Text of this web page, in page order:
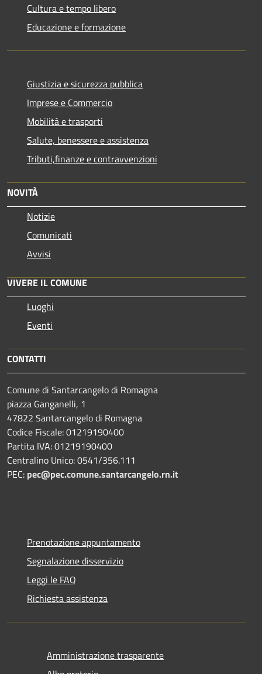
Cultura e tempo libero
Educazione e formazione
Giustizia e sicurezza pubblica
Imprese e Commercio
Mobilità e trasporti
Salute, benessere e assistenza
Tributi,finanze e contravvenzioni
NOVITÀ
Notizie
Comunicati
Avvisi
VIVERE IL COMUNE
Luoghi
Eventi
CONTATTI
Comune di Santarcangelo di Romagna
piazza Ganganelli, 1
47822 Santarcangelo di Romagna
Codice Fiscale: 01219190400
Partita IVA: 01219190400
Centralino Unico: 0541/356.111
PEC: pec@pec.comune.santarcangelo.rn.it
Prenotazione appuntamento
Segnalazione disservizio
Leggi le FAQ
Richiesta assistenza
Amministrazione trasparente